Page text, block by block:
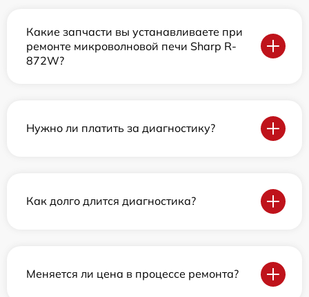
Какие запчасти вы устанавливаете при
ремонте микроволновой печи Sharp R-
872W?
Нужно ли платить за диагностику?
Как долго длится диагностика?
Меняется ли цена в процессе ремонта?